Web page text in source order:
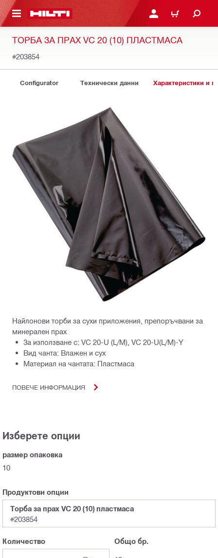
СЪДЪРЖАНИЕ ВЛЕЗ ИЛИ СЕ
КОЛИЧКА
ТОРБА ЗА ПРАХ VC 20 (10) ПЛАСТМАСА
#203854
Configurator Технически данни Характеристики и
Найлонови торби за сухи приложения, препоръчвани за
минерален прах
За използване с: VC 20-U (L/M), VC 20-U(L/M)-Y
Вид чанта: Влажен и сух
Материал на чантата: Пластмаса
ПОВЕЧЕ ИНФОРМАЦИЯ
Изберете опции
размер опаковка
10
Продуктови опции
Торба за прах VC 20 (10) пластмаса
#203854
Количество Общо бр.